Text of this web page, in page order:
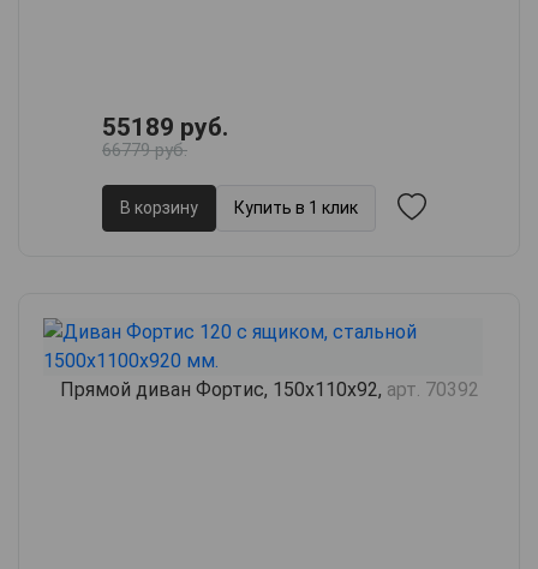
55189 руб.
66779 руб.
В корзину Купить в 1 клик
Прямой диван Фортис, 150х110х92, арт. 70392